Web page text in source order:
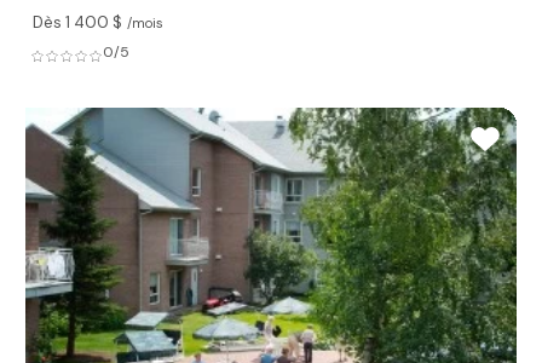
Dès 1 400 $ /mois
0/5